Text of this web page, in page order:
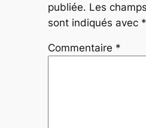
publiée. Les
sont indiqués avec *
Commentaire *